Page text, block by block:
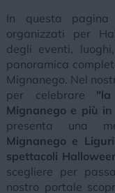
In questa
organizzati per
degli eventi,
panoramica
Mignanego. Nel
per celebrare
Mignanego e più
presenta una
Mignanego e
spettacoli
scegliere per
nostro portale